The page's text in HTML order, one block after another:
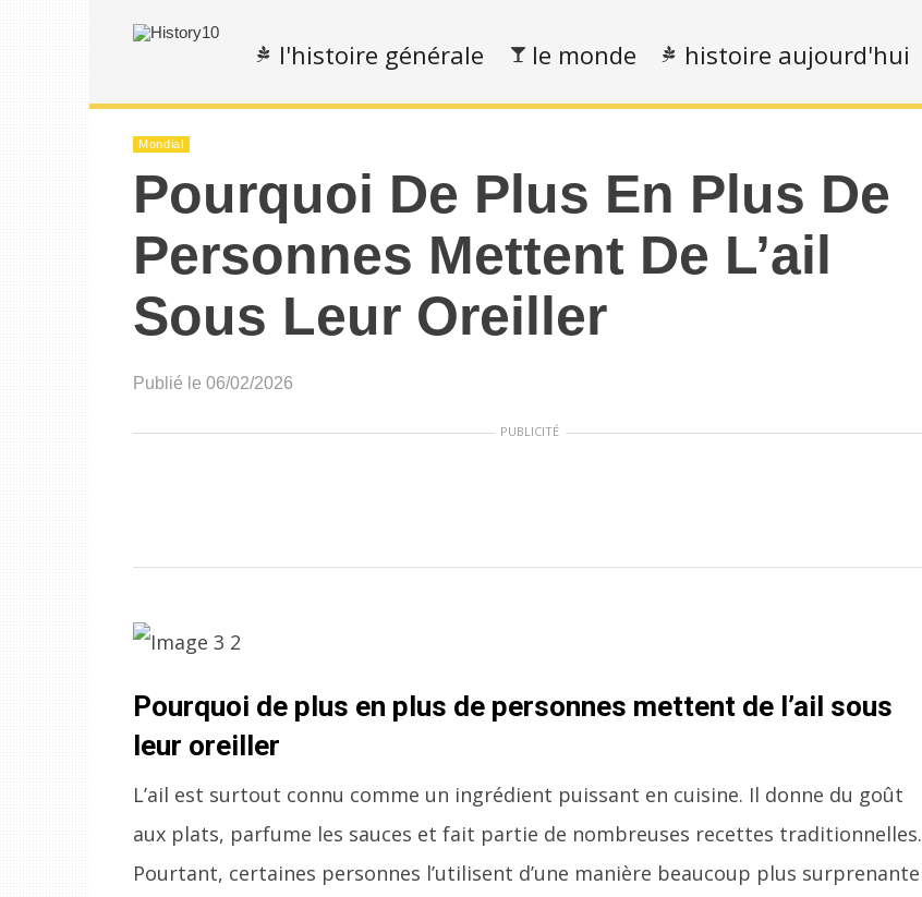
l'histoire générale le monde histoire aujourd'hui
Mondial
Pourquoi De Plus En Plus De
Personnes Mettent De L’ail
Sous Leur Oreiller
Publié le 06/02/2026
PUBLICITÉ
Pourquoi de plus en plus de personnes mettent de l’ail sous
leur oreiller
L’ail est surtout connu comme un ingrédient puissant en cuisine. Il donne du goût
aux plats, parfume les sauces et fait partie de nombreuses recettes traditionnelles.
Pourtant, certaines personnes l’utilisent d’une manière beaucoup plus surprenante